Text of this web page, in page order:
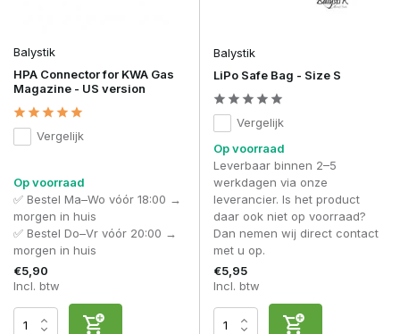
Balystik
HPA Connector for KWA Gas
Magazine - US version
Vergelijk
Op voorraad
✅ Bestel Ma–Wo vóór 18:00 →
morgen in huis
✅ Bestel Do–Vr vóór 20:00 →
morgen in huis
€5,90
Incl. btw
Balystik
LiPo Safe Bag - Size S
Vergelijk
Op voorraad
Leverbaar binnen 2–5
werkdagen via onze
leverancier. Is het product
daar ook niet op voorraad?
Dan nemen wij direct contact
met u op.
€5,95
Incl. btw